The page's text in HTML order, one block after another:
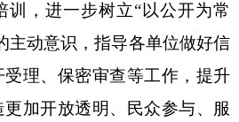
训，进一步树立“以公开为常
主动意识，指导各单位做好信
理、保密审查等工作，提升
加开放透明、民众参与、服